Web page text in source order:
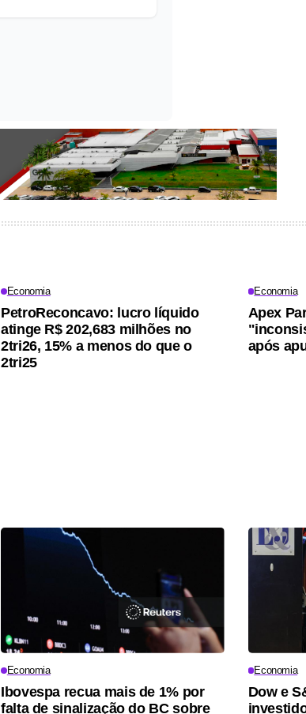
Economia
PetroReconcavo: lucro líquido
atinge R$ 202,683 milhões no
2tri26, 15% a menos do que o
2tri25
Economia
Apex
após
Economia
Ibovespa recua mais de 1% por
falta de sinalização do BC sobre
Economia
Dow e